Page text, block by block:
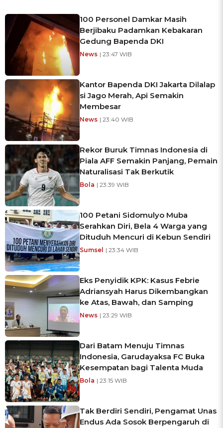
100 Personel Damkar Masih
Berjibaku Padamkan Kebakaran
Gedung Bapenda DKI
News | 23:47 WIB
Kantor Bapenda DKI Jakarta Dilalap
si Jago Merah, Api Semakin
Membesar
News | 23:40 WIB
Rekor Buruk Timnas Indonesia di
Piala AFF Semakin Panjang, Pemain
Naturalisasi Tak Berkutik
Bola | 23:39 WIB
100 Petani Sidomulyo Muba
Serahkan Diri, Bela 4 Warga yang
Dituduh Mencuri di Kebun Sendiri
Sumsel | 23:34 WIB
Eks Penyidik KPK: Kasus Febrie
Adriansyah Harus Dikembangkan
ke Atas, Bawah, dan Samping
News | 23:29 WIB
Dari Batam Menuju Timnas
Indonesia, Garudayaksa FC Buka
Kesempatan bagi Talenta Muda
Bola | 23:15 WIB
Tak Berdiri Sendiri, Pengamat Unas
Endus Ada Sosok Berpengaruh di